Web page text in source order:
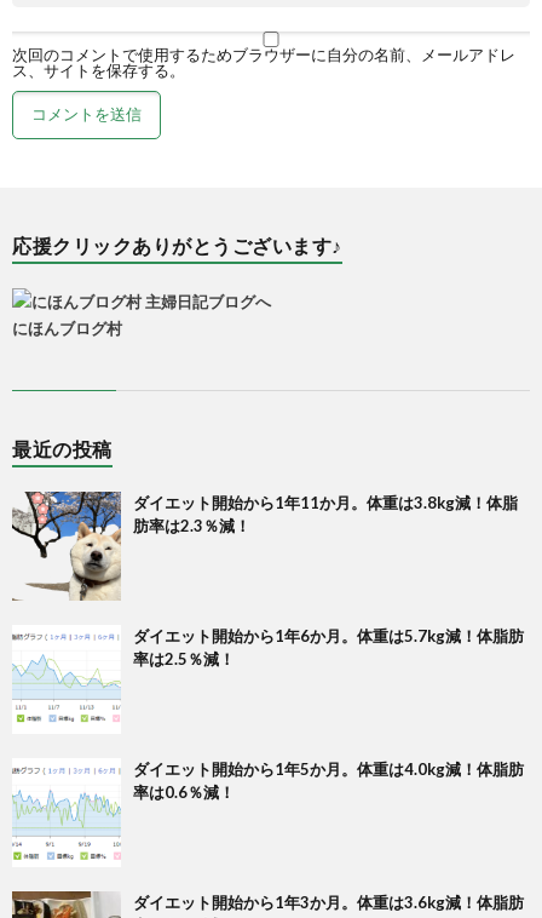
次回のコメントで使用するためブラウザーに自分の名前、メールアドレ
ス、サイトを保存する。
応援クリックありがとうございます♪
にほんブログ村
最近の投稿
ダイエット開始から1年11か月。体重は3.8kg減！体脂
肪率は2.3％減！
ダイエット開始から1年6か月。体重は5.7kg減！体脂肪
率は2.5％減！
ダイエット開始から1年5か月。体重は4.0kg減！体脂肪
率は0.6％減！
ダイエット開始から1年3か月。体重は3.6kg減！体脂肪